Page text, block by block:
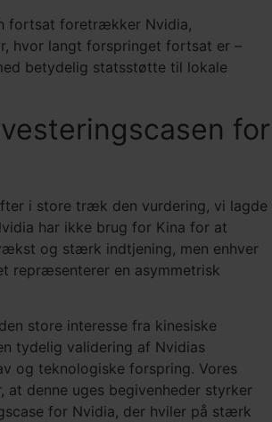
fortsat foretrækker Nvidia,
hvor langt forspringet fortsat er –
betydelig statsstøtte til lokale
for
i store træk den vurdering, vi lagde
har ikke brug for Kina for at
og stærk indtjening, men enhver
repræsenterer en asymmetrisk
store interesse fra kinesiske
tydelig validering af Nvidias
og teknologiske forspring. Vores
at denne uges begivenheder styrker
for Nvidia, der hviler på stærk